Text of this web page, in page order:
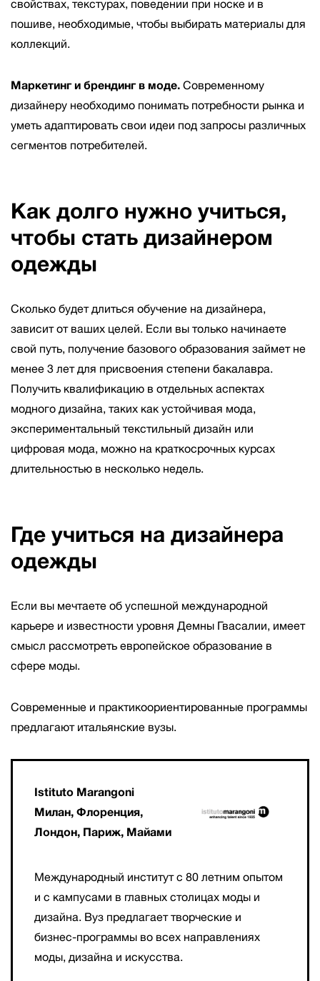
свойствах, текстурах, поведении при носке и в
пошиве, необходимые, чтобы выбирать материалы для
коллекций.
Маркетинг и брендинг в моде.Современному
дизайнеру необходимо понимать потребности рынка и
уметь адаптировать свои идеи под запросы различных
сегментов потребителей.
Как долго нужно учиться,
чтобы стать дизайнером
одежды
Сколько будет длиться обучение на дизайнера,
зависит от ваших целей. Если вы только начинаете
свой путь, получение базового образования займет не
менее 3 лет для присвоения степени бакалавра.
Получить квалификацию в отдельных аспектах
модного дизайна, таких как устойчивая мода,
экспериментальный текстильный дизайн или
цифровая мода, можно на краткосрочных курсах
длительностью в несколько недель.
Где учиться на дизайнера
одежды
Если вы мечтаете об успешной международной
карьере и известности уровня Демны Гвасалии, имеет
смысл рассмотреть европейское образование в
сфере моды.
Современные и практикоориентированные программы
предлагают итальянские вузы.
Istituto Marangoni
Милан, Флоренция,
Лондон, Париж, Майами
Международный институт с 80 летним опытом
и с кампусами в главных столицах моды и
дизайна. Вуз предлагает творческие и
бизнес-программы во всех направлениях
моды, дизайна и искусства.